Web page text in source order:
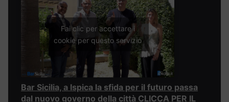
Fai clic per accettare i
cookie per questo servizio
Bar Sicilia, a Ispica la sfida per il futuro passa
dal nuovo governo della città CLICCA PER IL